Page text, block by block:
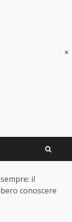
il
conoscere
×